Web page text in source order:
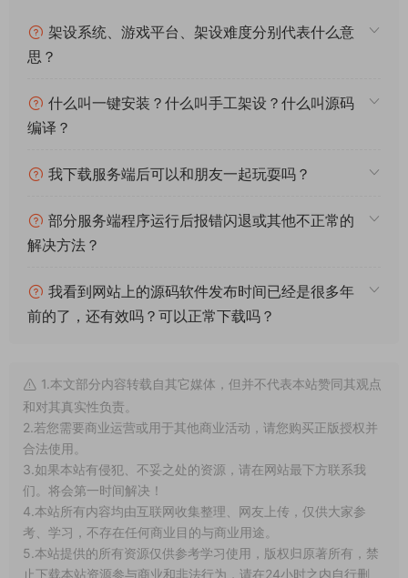
架设系统、游戏平台、架设难度分别代表什么意
思？
什么叫一键安装？什么叫手工架设？什么叫源码
编译？
我下载服务端后可以和朋友一起玩耍吗？
部分服务端程序运行后报错闪退或其他不正常的
解决方法？
我看到网站上的源码软件发布时间已经是很多年
前的了，还有效吗？可以正常下载吗？
1.本文部分内容转载自其它媒体，但并不代表本站赞同其观点
和对其真实性负责。
2.若您需要商业运营或用于其他商业活动，请您购买正版授权并
合法使用。
3.如果本站有侵犯、不妥之处的资源，请在网站最下方联系我
们。将会第一时间解决！
4.本站所有内容均由互联网收集整理、网友上传，仅供大家参
考、学习，不存在任何商业目的与商业用途。
5.本站提供的所有资源仅供参考学习使用，版权归原著所有，禁
止下载本站资源参与商业和非法行为，请在24小时之内自行删